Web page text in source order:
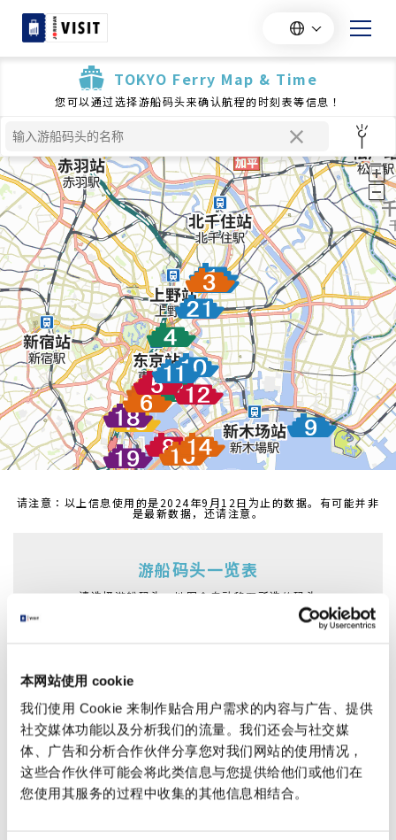
本网站使用 cookie
我们使用 Cookie 来制作贴合用户需求的内容与广告、提供
社交媒体功能以及分析我们的流量。我们还会与社交媒
体、广告和分析合作伙伴分享您对我们网站的使用情况，
这些合作伙伴可能会将此类信息与您提供给他们或他们在
您使用其服务的过程中收集的其他信息相结合。
TOKYO Ferry Map & Time
您可以通过选择游船码头来确认航程的时刻表等信息！
请注意：以上信息使用的是2024年9月12日为止的数据。有可能并非
是最新数据，还请注意。
游船码头一览表
请选择游船码头，地图会自动移至所选的码头
吾妻桥船码头
朝潮运河游船码头 台场海滨公园船码头
葛西临海公园船码头 越中岛船码头
明石町(圣路加花园前)船码头 丰洲船码头